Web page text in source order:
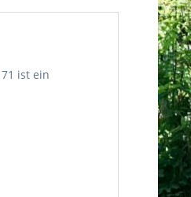
ist ein